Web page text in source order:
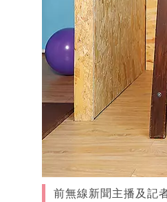
前無線新聞主播及記